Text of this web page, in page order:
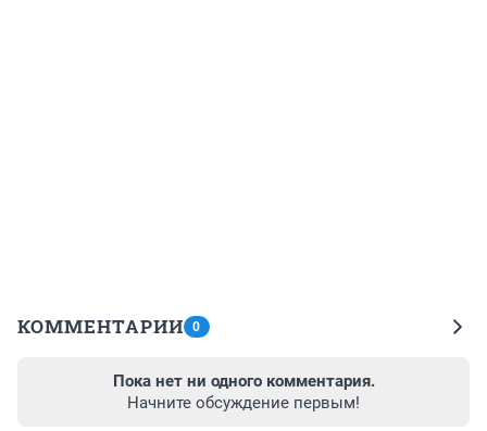
КОММЕНТАРИИ 0
Пока нет ни одного комментария.
Начните обсуждение первым!